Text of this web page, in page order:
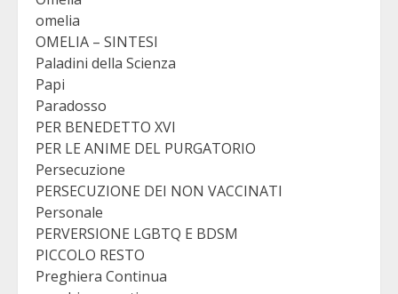
omelia
OMELIA – SINTESI
Paladini della Scienza
Papi
Paradosso
PER BENEDETTO XVI
PER LE ANIME DEL PURGATORIO
Persecuzione
PERSECUZIONE DEI NON VACCINATI
Personale
PERVERSIONE LGBTQ E BDSM
PICCOLO RESTO
Preghiera Continua